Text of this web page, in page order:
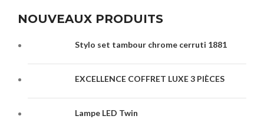
NOUVEAUX PRODUITS
Stylo set tambour chrome cerruti 1881
EXCELLENCE COFFRET LUXE 3 PIÈCES
Lampe LED Twin